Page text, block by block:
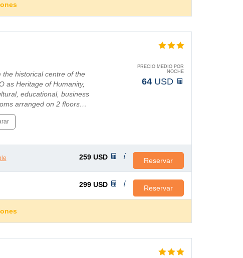
historical centre of the
as Heritage of Humanity,
educational, business
arranged on 2 floors…
PRECIO MEDIO POR
NOCHE
64 USD
259 USD Reservar
299 USD Reservar